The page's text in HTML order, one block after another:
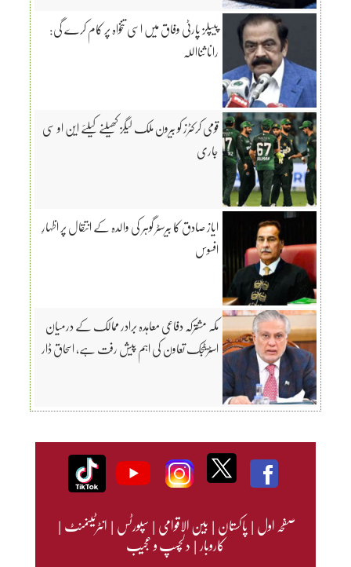
پیپلز پارٹی وفاق میں اسی تنخواہ پر کام کرے گی:
رانا ثنااللہ
قومی کرکٹرز کو بیرون ملک لیگز کھیلنے کیلئے این او سی
جاری
ایاز صادق کا بیرسٹر گوہر کی والدہ کے انتقال پر اظہارِ
افسوس
مکہ مشترکہ دفاعی معاہدہ برادر ممالک کے درمیان
اسٹریٹجک تعاون کی اہم پیش رفت ہے، اسحاق ڈار
صفحہ اول|پاکستان|بین الاقوامی|سپورٹس|انٹرٹینمنٹ|
کاروبار|دلچسپ و عجیب